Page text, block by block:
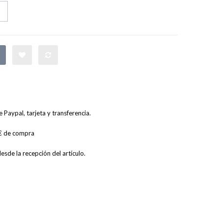
Paypal, tarjeta y transferencia.
de compra
la recepción del artículo.